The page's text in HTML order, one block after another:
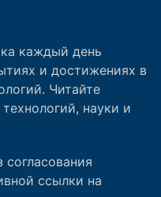
каждый день
и достижениях в
Читайте
науки и
согласования
ссылки на